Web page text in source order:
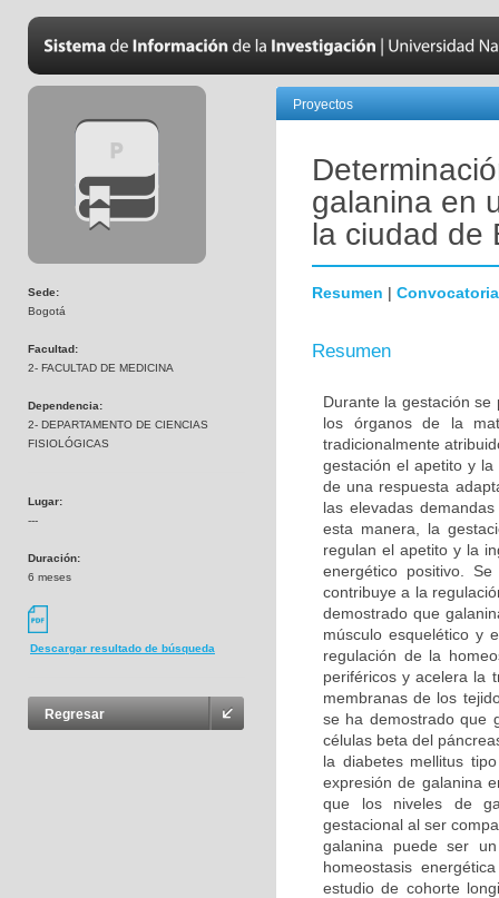
Sede:
Bogotá
Facultad:
2- FACULTAD DE MEDICINA
Dependencia:
2- DEPARTAMENTO DE CIENCIAS
FISIOLÓGICAS
Lugar:
---
Duración:
6 meses
Descargar resultado de búsqueda
Regresar
Proyectos
galanina en
la ciudad de
Resumen | Convocatoria
Resumen
Durante la gestación
los órganos de la
tradicionalmente
gestación el apetito y
de una respuesta
las elevadas
esta manera, la
regulan el apetito y la
energético positivo.
contribuye a la
demostrado que
músculo esquelético y
regulación de la
periféricos y acelera la
membranas de los
se ha demostrado que
células beta del
la diabetes mellitus
expresión de galanina
que los niveles de
gestacional al ser
galanina puede ser
homeostasis
estudio de cohorte